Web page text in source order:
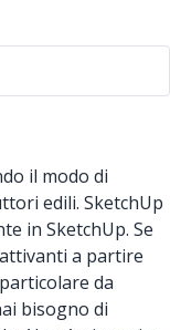
il modo di
edili. SketchUp
in SketchUp. Se
a partire
da
bisogno di